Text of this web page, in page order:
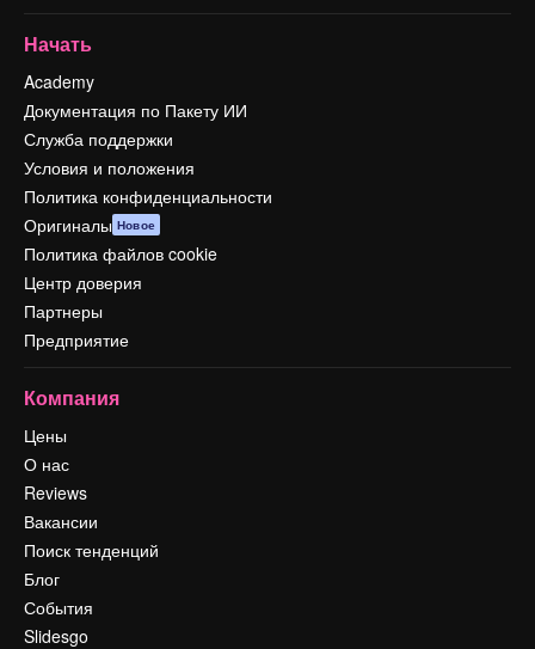
Начать
Academy
Документация по Пакету ИИ
Служба поддержки
Условия и положения
Политика конфиденциальности
Оригиналы Новое
Политика файлов cookie
Центр доверия
Партнеры
Предприятие
Компания
Цены
О нас
Reviews
Вакансии
Поиск тенденций
Блог
События
Slidesgo